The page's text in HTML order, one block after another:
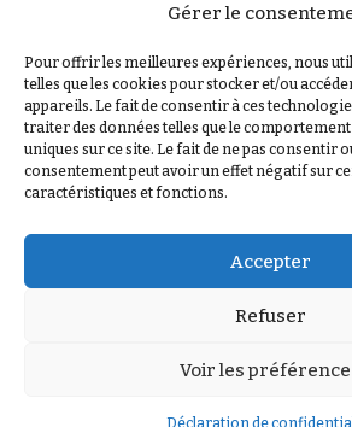
Gérer le
Pour offrir les meilleures expériences, nous
telles que les cookies pour stocker et/ou
appareils. Le fait de consentir à ces
traiter des données telles que le
uniques sur ce site. Le fait de ne pas consentir
consentement peut avoir un effet négatif sur
caractéristiques et fonctions.
Accepter
Refuser
Voir les
Déclaration de
Crédits photo et
Nous contacter
Qui sommes-nous ?
F.A.Q
VOUS AVEZ AIMÉ